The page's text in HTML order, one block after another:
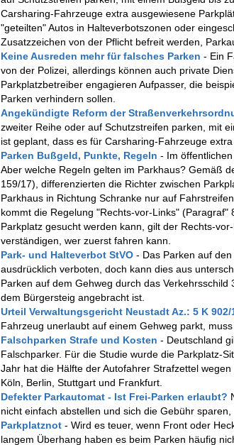
Carsharing-Fahrzeuge extra ausgewiesene
"geteilten" Autos in Halteverbotszonen oder
Zusatzzeichen von der Pflicht befreit werden,
Keine Ausreden mehr für falsches Parken - Ein
von der Polizei, allerdings können auch private
Parkplatzbetreiber engagieren Aufpasser, die
Parken verhindern sollen.
Angekündigte Reform der
zweiter Reihe oder auf Schutzstreifen parken, mit
ist geplant, dass es für Carsharing-Fahrzeuge
Parken Bußgeld, Punkte, Regeln - Im
Aber welche Regeln gelten im Parkhaus? Gemäß
159/17), differenzierten die Richter zwischen
Parkhaus in Richtung Schranke nur auf
kommt die Regelung "Rechts-vor-Links"
Parkplatz gesucht werden kann, gilt der Rechts-
verständigen, wer zuerst fahren kann.
Park- und Halteverbot StVO - Das Parken auf
ausdrücklich verboten, doch kann dies aus
Parken auf dem Gehweg durch das
dem Bürgersteig angebracht ist.
Urteil Verwaltungsgericht Neustadt Az.: 5 K 902/
Fahrzeug unerlaubt auf einem Gehweg parkt,
Falschparken Strafe und Kosten - Deutschland
Falschparker. Für die Studie wurde die Parkplatz-
Jahr hat die Hälfte der Autofahrer Strafzettel
Köln, Berlin, Stuttgart und Frankfurt.
Defekter Parkautomat - Ist Frei-Parken erlaubt?
nicht einfach abstellen und sich die Gebühr
Parkplatznot - Wird es teuer, wenn Front oder
langem Überhang haben es beim Parken häufig